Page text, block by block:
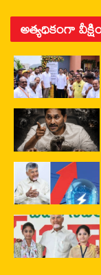
అత్యధికంగా